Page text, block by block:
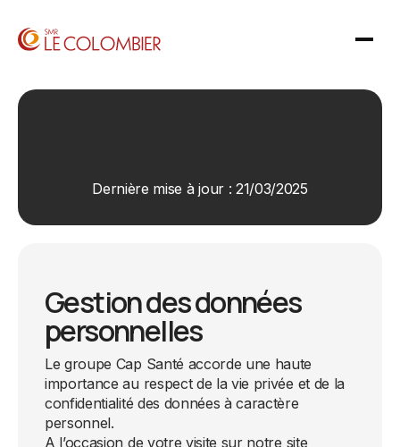
Dernière mise à jour : 21/03/2025
Gestion des données
personnelles
Le groupe Cap Santé accorde une haute
importance au respect de la vie privée et de la
confidentialité des données à caractère
personnel.
A l’occasion de votre visite sur notre site